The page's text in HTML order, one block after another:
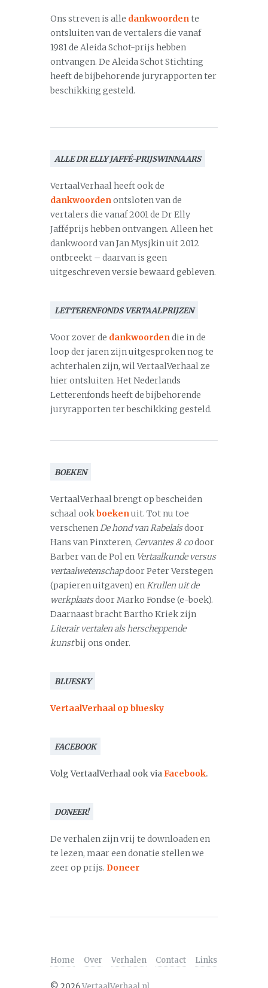
Ons streven is alle dankwoordente
ontsluiten van de vertalers die vanaf
1981 de Aleida Schot-prijs hebben
ontvangen. De Aleida Schot Stichting
heeft de bijbehorende juryrapporten ter
beschikking gesteld.
ALLE DR ELLY JAFFÉ-PRIJSWINNAARS
VertaalVerhaal heeft ook de
dankwoordenontsloten van de
vertalers die vanaf 2001 de Dr Elly
Jafféprijs hebben ontvangen. Alleen het
dankwoord van Jan Mysjkin uit 2012
ontbreekt – daarvan is geen
uitgeschreven versie bewaard gebleven.
LETTERENFONDS VERTAALPRIJZEN
Voor zover de dankwoordendie in de
loop der jaren zijn uitgesproken nog te
achterhalen zijn, wil VertaalVerhaal ze
hier ontsluiten. Het Nederlands
Letterenfonds heeft de bijbehorende
juryrapporten ter beschikking gesteld.
BOEKEN
VertaalVerhaal brengt op bescheiden
schaal ookboekenuit. Tot nu toe
verschenenDe hond van Rabelaisdoor
Hans van Pinxteren, Cervantes & codoor
Barber van de Pol en Vertaalkunde versus
vertaalwetenschapdoor Peter Verstegen
(papieren uitgaven) enKrullen uit de
werkplaatsdoor Marko Fondse (e-boek).
Daarnaast bracht Bartho Kriek zijn
Literair vertalen als herscheppende
kunstbij ons onder.
BLUESKY
VertaalVerhaal op bluesky
FACEBOOK
Volg VertaalVerhaal ook viaFacebook.
DONEER!
De verhalen zijn vrij te downloaden en
te lezen, maar een donatie stellen we
zeer op prijs. Doneer
Home Over Verhalen Contact Links